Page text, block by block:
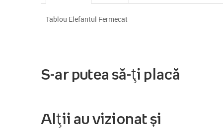
Tablou Elefantul Fermecat
S-ar putea să-ți placă
Alții au vizionat și